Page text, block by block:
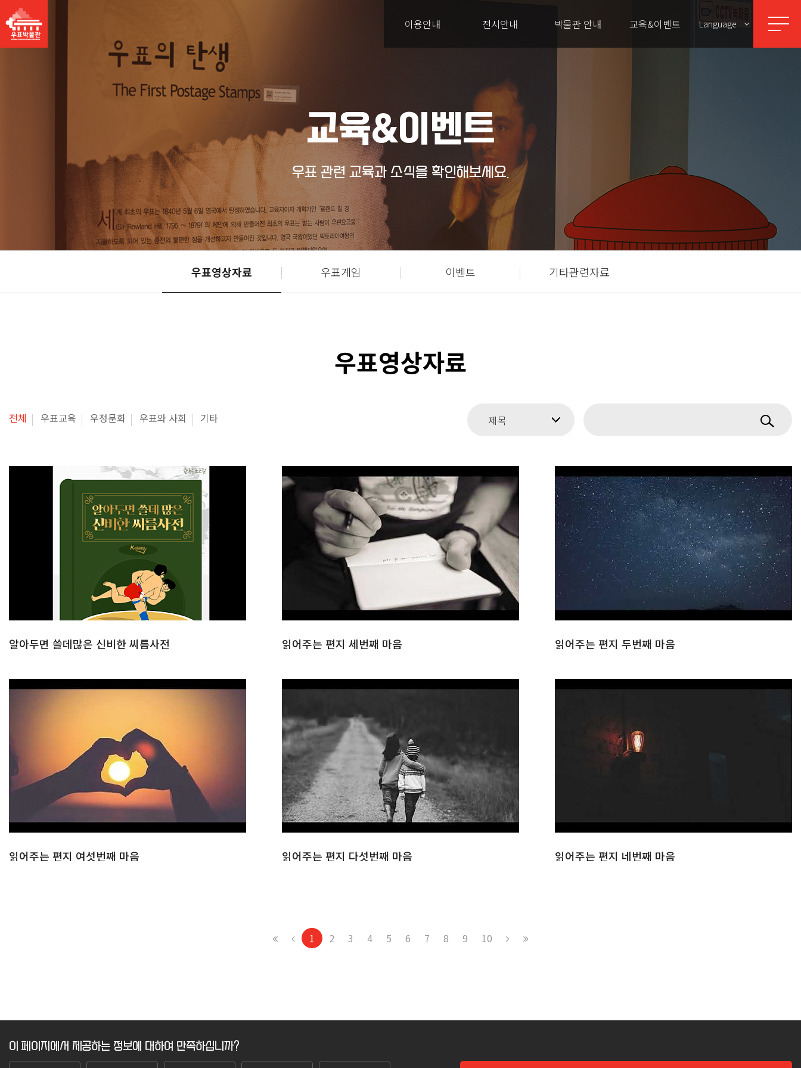
이용안내 전시안내 박물관 안내 교육&이벤트 Language
교육&이벤트
우표 관련 교육과 소식을 확인해보세요.
우표영상자료 우표게임 이벤트 기타관련자료
우표영상자료
전체 우표교육 우정문화 우표와 사회 기타
알아두면 쓸데많은 신비한 씨름사전 읽어주는 편지 세번째 마음 읽어주는 편지 두번째 마음
읽어주는 편지 여섯번째 마음 읽어주는 편지 다섯번째 마음 읽어주는 편지 네번째 마음
1 2 3 4 5 6 7 8 9 10
이 페이지에서 제공하는 정보에 대하여 만족하십니까?